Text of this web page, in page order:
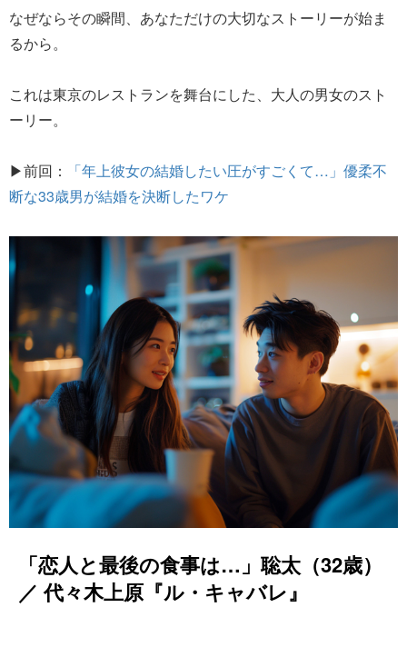
なぜならその瞬間、あなただけの大切なストーリーが始ま
るから。
これは東京のレストランを舞台にした、大人の男女のスト
ーリー。
▶前回：
「年上彼女の結婚したい圧がすごくて…」優柔不
断な33歳男が結婚を決断したワケ
「恋人と最後の食事は…」聡太（32歳）
／ 代々木上原『ル・キャバレ』